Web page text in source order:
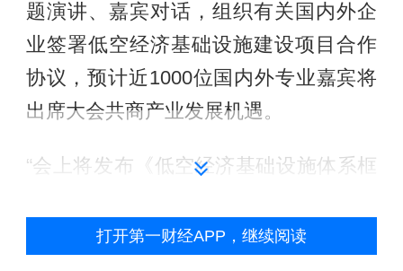
题演讲、嘉宾对话，组织有关国内外企
业签署低空经济基础设施建设项目合作
协议，预计近1000位国内外专业嘉宾将
出席大会共商产业发展机遇。
“会上将发布《低空经济基础设施体系框
施规范化发展提供中国方案。”中国民用
打开第一财经APP，继续阅读